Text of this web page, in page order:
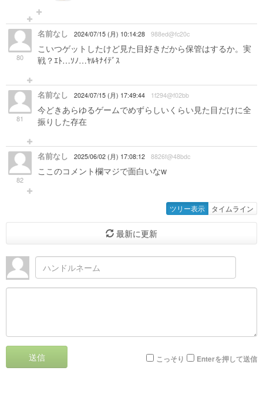
80
名前なし 2024/07/15 (月) 10:14:28 988ed@fc20c
こいつゲットしたけど見た目好きだから保管はするか。実
戦？ｴﾄ…ｿﾉ…ﾔﾙｷﾅｲﾃﾞｽ
81
名前なし 2024/07/15 (月) 17:49:44 1f294@f02bb
今どきあらゆるゲームでめずらしいくらい見た目だけに全
振りした存在
82
名前なし 2025/06/02 (月) 17:08:12 8826f@48bdc
ここのコメント欄マジで面白いなw
ツリー表示 タイムライン
最新に更新
送信 こっそり Enterを押して送信